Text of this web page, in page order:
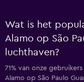
Wat is het
Alamo op São
luchthaven?
71% van onze
Alamo op São Paulo